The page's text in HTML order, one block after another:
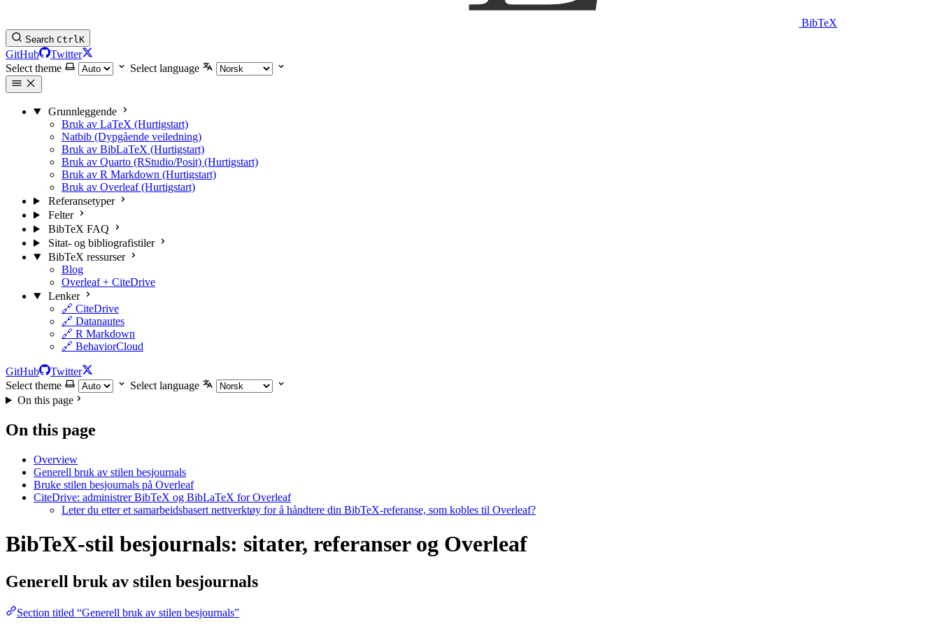
BibTeX
Search CtrlK
GitHub
Twitter
Select theme
Select language
Grunnleggende
Bruk av LaTeX (Hurtigstart)
Natbib (Dypgående veiledning)
Bruk av BibLaTeX (Hurtigstart)
Bruk av Quarto (RStudio/Posit) (Hurtigstart)
Bruk av R Markdown (Hurtigstart)
Bruk av Overleaf (Hurtigstart)
Referansetyper
Felter
BibTeX FAQ
Sitat- og bibliografistiler
BibTeX ressurser
Blog
Overleaf + CiteDrive
Lenker
🔗 CiteDrive
🔗 Datanautes
🔗 R Markdown
🔗 BehaviorCloud
GitHub
Twitter
Select theme
Select language
On this page
On this page
Overview
Generell bruk av stilen besjournals
Bruke stilen besjournals på Overleaf
CiteDrive: administrer BibTeX og BibLaTeX for Overleaf
Leter du etter et samarbeidsbasert nettverktøy for å håndtere din BibTeX-referanse, som kobles til Overleaf?
BibTeX-stil besjournals: sitater, referanser og Overleaf
Generell bruk av stilen besjournals
Section titled “Generell bruk av stilen besjournals”